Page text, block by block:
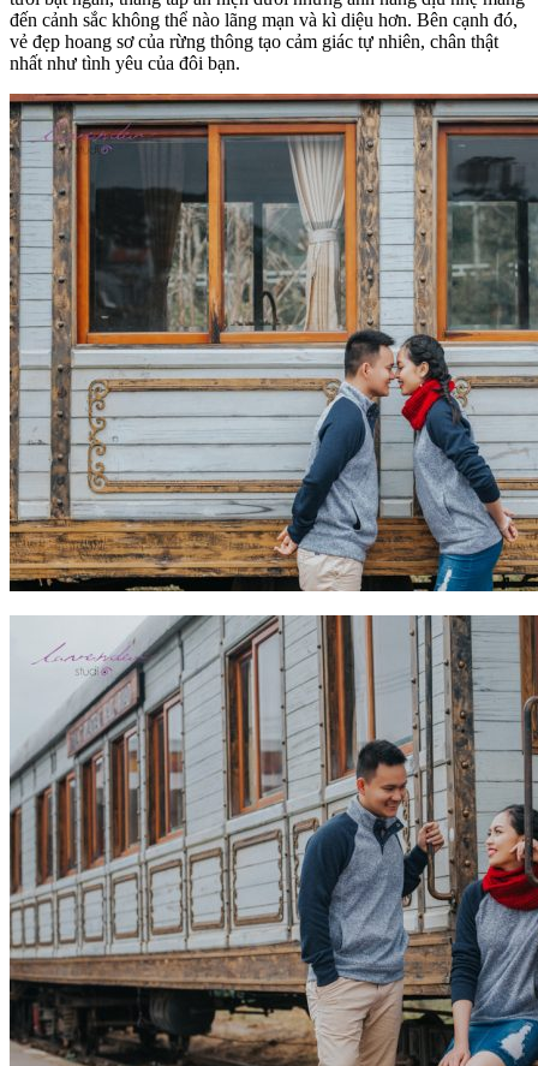
đến cảnh sắc không thể nào lãng mạn và kì diệu hơn. Bên cạnh đó,
vẻ đẹp hoang sơ của rừng thông tạo cảm giác tự nhiên, chân thật
nhất như tình yêu của đôi bạn.